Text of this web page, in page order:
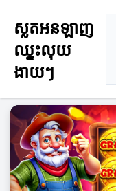
ស្លតអនឡាញ
ឈ្នះលុយ
ងាយៗ